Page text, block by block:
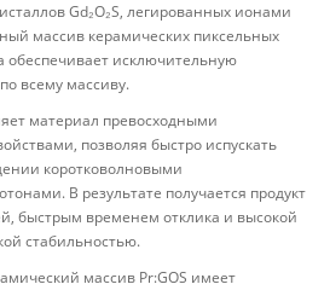
Gd₂O₂S, легированных ионами
массив керамических пиксельных
обеспечивает исключительную
всему массиву.
материал превосходными
позволяя быстро испускать
коротковолновыми
В результате получается продукт
быстрым временем отклика и высокой
стабильностью.
массив Pr:GOS имеет